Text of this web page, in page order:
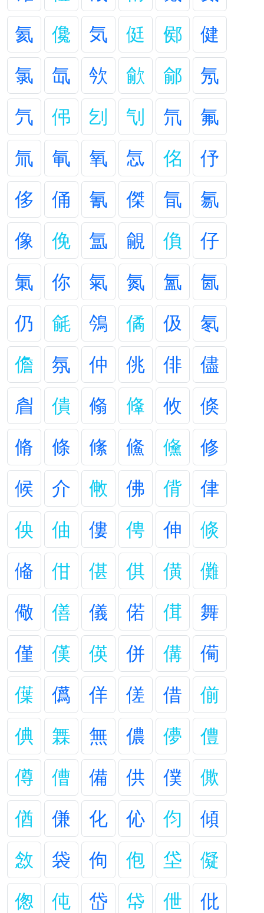
氦
儳 気 侹 鄇
健
氯
氙 欦 歈 鄃
氖
氕
伄 刉 刏 氘
氟
氚
氠 氧 忥 佲
伃
侈
俑 氰 傑 氜
氱
像
俛 氲 覦 偩
仔
氭
你 氣 氮 氳
氤
仍
毹 鳹 僪 伋
氡
儋
氛 仲 佻 俳
儘
睂
僓 翛 鞗 攸
倏
脩
條 絛 鯈 儵
修
候
介 敒 佛 偝
侓
佒
伷 僂 俜 伸
倐
偹
佄 偡 倛 僙
儺
儆
僐 儀 偌 傇
舞
僅
傼 偀 併 傋
僃
僷
儰 佯 傞 借
偂
倎
橆 無 儂 儚
僼
僔
傮 備 供 僕
僛
偤
傔 化 伈 伨
傾
敜
袋 佝 佨 垈
儗
偬
伅 岱 帒 伳
仳